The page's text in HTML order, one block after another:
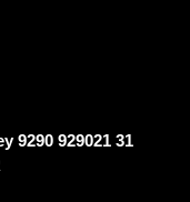
9290 929021 31